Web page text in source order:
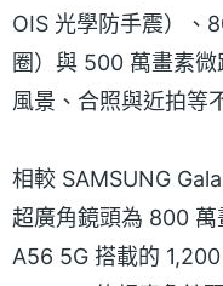
OIS 光學防手震）、
圈）與 500 萬畫素
風景、合照與近拍等
相較 SAMSUNG
超廣角鏡頭為 800
A56 5G 搭載的